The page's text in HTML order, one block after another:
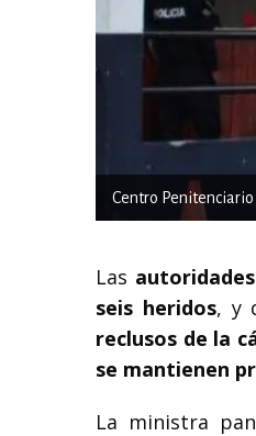
Centro Penitenciario
Las
seis heridos, y
reclusos de la
se mantienen
La ministra